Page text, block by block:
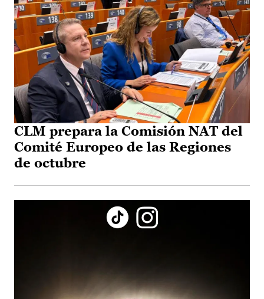
CLM prepara la Comisión NAT del
Comité Europeo de las Regiones
de octubre